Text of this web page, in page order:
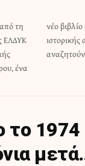
τη
ΕΛΔΥΚ
ένα
της
την
1974